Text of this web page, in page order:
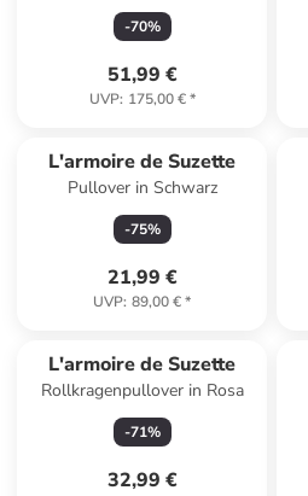
-70%
51,99 €
UVP: 175,00 €*
L'armoire de Suzette
Pullover in Schwarz
-75%
21,99 €
UVP: 89,00 €*
L'armoire de Suzette
Rollkragenpullover in Rosa
-71%
32,99 €